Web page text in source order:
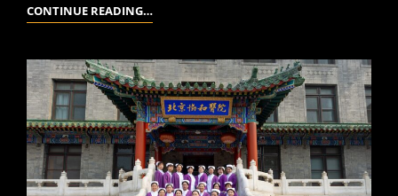
CONTINUE READING…SHICHAHAI
FILM